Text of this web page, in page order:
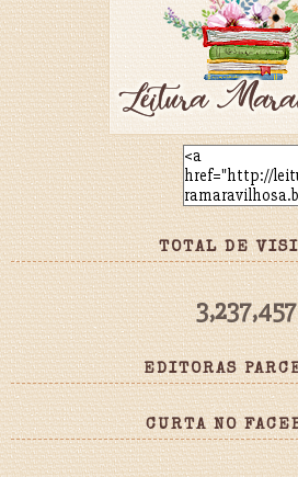
TOTAL DE
3,237,457
EDITORAS
CURTA NO